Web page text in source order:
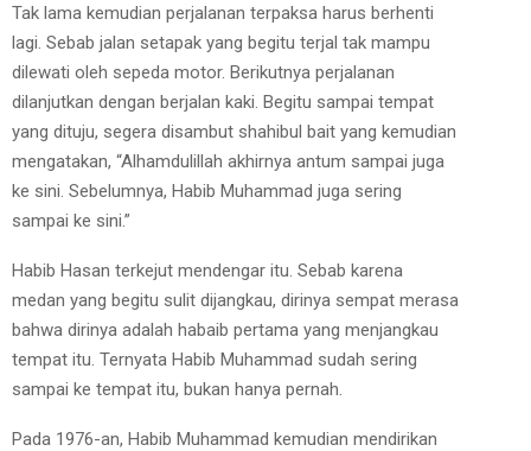
Tak lama kemudian perjalanan terpaksa harus berhenti
lagi. Sebab jalan setapak yang begitu terjal tak mampu
dilewati oleh sepeda motor. Berikutnya perjalanan
dilanjutkan dengan berjalan kaki. Begitu sampai tempat
yang dituju, segera disambut shahibul bait yang kemudian
mengatakan, “Alhamdulillah akhirnya antum sampai juga
ke sini. Sebelumnya, Habib Muhammad juga sering
sampai ke sini.”
Habib Hasan terkejut mendengar itu. Sebab karena
medan yang begitu sulit dijangkau, dirinya sempat merasa
bahwa dirinya adalah habaib pertama yang menjangkau
tempat itu. Ternyata Habib Muhammad sudah sering
sampai ke tempat itu, bukan hanya pernah.
Pada 1976-an, Habib Muhammad kemudian mendirikan